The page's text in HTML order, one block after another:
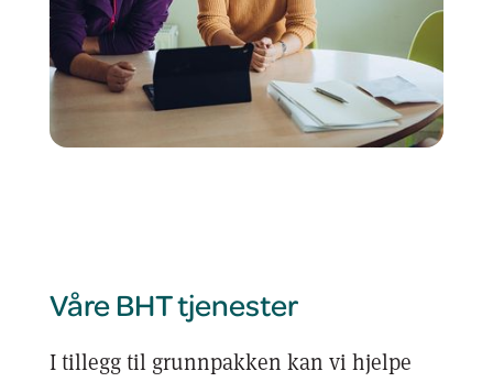
Våre BHT tjenester
I tillegg til grunnpakken kan vi hjelpe